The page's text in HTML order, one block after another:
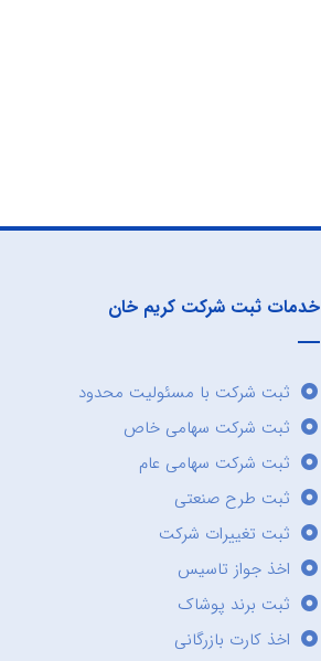
خدمات ثبت شرکت کریم خان
ثبت شرکت با مسئولیت محدود
ثبت شرکت سهامی خاص
ثبت شرکت سهامی عام
ثبت طرح صنعتی
ثبت تغییرات شرکت
اخذ جواز تاسیس
ثبت برند پوشاک
اخذ کارت بازرگانی